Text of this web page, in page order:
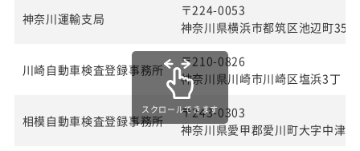
神奈川運輸支局
〒224-0053
神奈川県横浜市都筑区池辺町
川崎自動車検査登録事務所
〒210-0826
神奈川県川崎市川崎区塩浜3丁
相模自動車検査登録事務所
〒243-0303
神奈川県愛甲郡愛川町大字中津
スクロールできます